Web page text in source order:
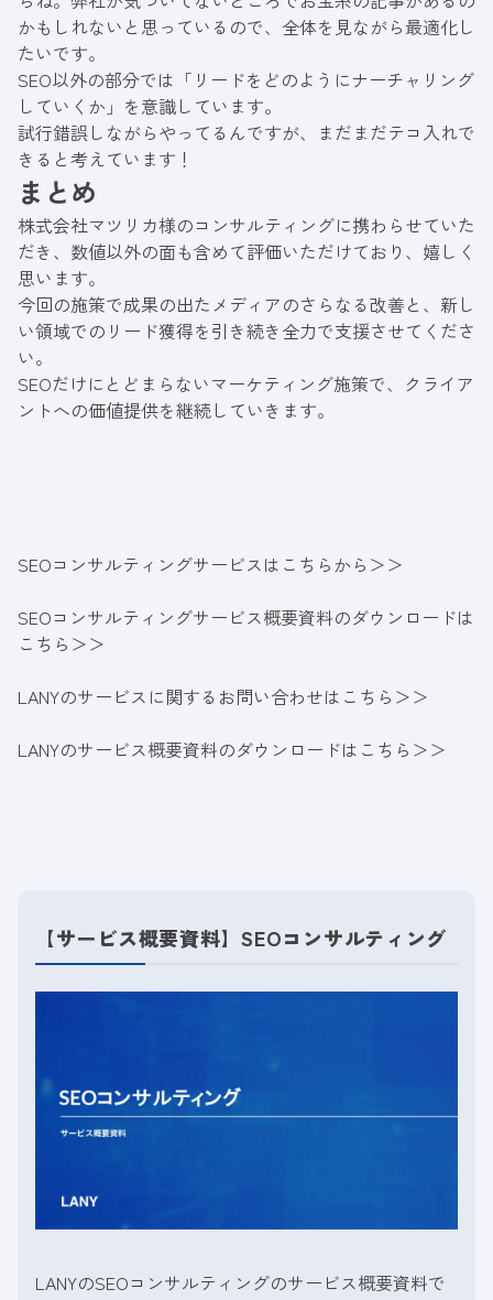
かもしれないと思っているので、全体を見ながら最適化し
たいです。
SEO以外の部分では「リードをどのようにナーチャリング
していくか」を意識しています。
試行錯誤しながらやってるんですが、まだまだテコ入れで
きると考えています！
まとめ
株式会社マツリカ様のコンサルティングに携わらせていた
だき、数値以外の面も含めて評価いただけており、嬉しく
思います。
今回の施策で成果の出たメディアのさらなる改善と、新し
い領域でのリード獲得を引き続き全力で支援させてくださ
い。
SEOだけにとどまらないマーケティング施策で、クライア
ントへの価値提供を継続していきます。
SEOコンサルティングサービスはこちらから＞＞
SEOコンサルティングサービス概要資料のダウンロードは
こちら＞＞
LANYのサービスに関するお問い合わせはこちら＞＞
LANYのサービス概要資料のダウンロードはこちら＞＞
【サービス概要資料】SEOコンサルティング
LANYのSEOコンサルティングのサービス概要資料で